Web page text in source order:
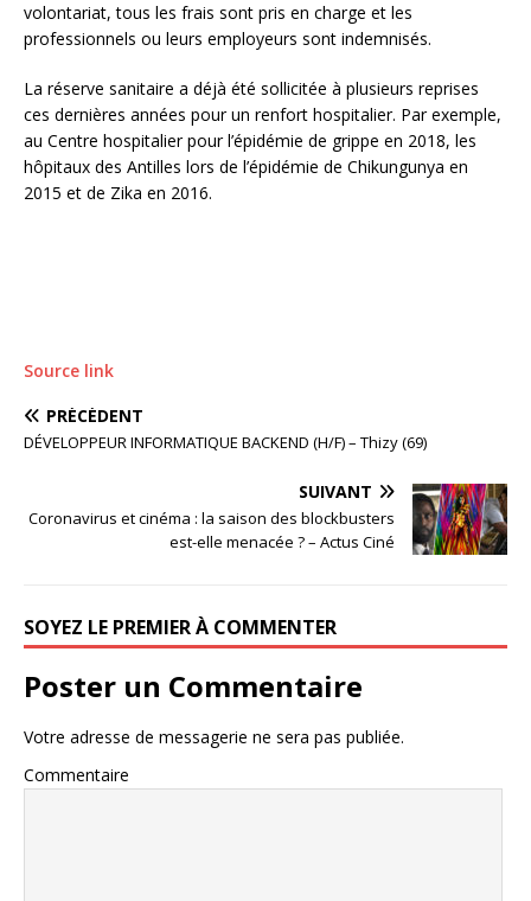
volontariat, tous les frais sont pris en charge et les
professionnels ou leurs employeurs sont indemnisés.
La réserve sanitaire a déjà été sollicitée à plusieurs reprises
ces dernières années pour un renfort hospitalier. Par exemple,
au Centre hospitalier pour l’épidémie de grippe en 2018, les
hôpitaux des Antilles lors de l’épidémie de Chikungunya en
2015 et de Zika en 2016.
Source link
PRÉCÉDENT
DÉVELOPPEUR INFORMATIQUE BACKEND (H/F) – Thizy (69)
SUIVANT
Coronavirus et cinéma : la saison des blockbusters
est-elle menacée ? – Actus Ciné
SOYEZ LE PREMIER À COMMENTER
Poster un Commentaire
Votre adresse de messagerie ne sera pas publiée.
Commentaire